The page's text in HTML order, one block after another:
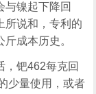
与镍起下降回
所说和，专利的
成本历史。
，钯462每克回
少量使用，或者